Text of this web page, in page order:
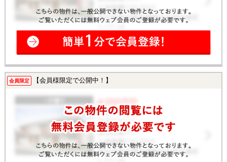
会員限定 【会員様限定で公開中！】